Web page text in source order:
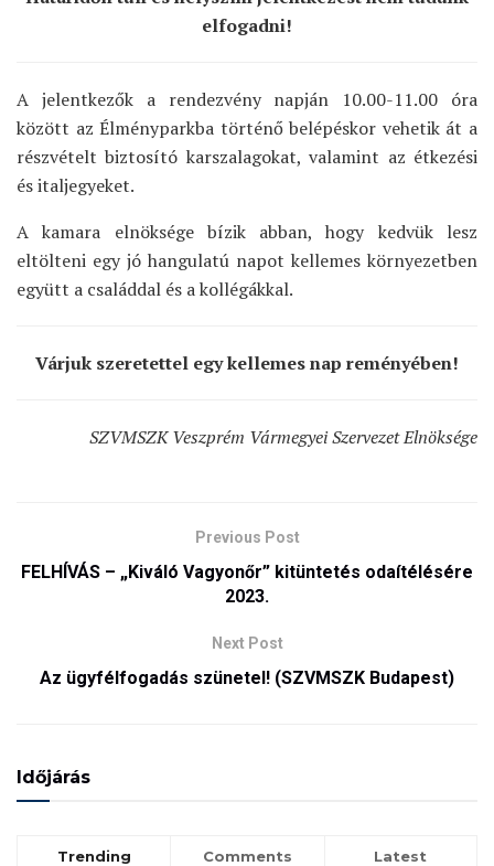
elfogadni!
A jelentkezők a rendezvény napján 10.00-11.00 óra
között az Élményparkba történő belépéskor vehetik át a
részvételt biztosító karszalagokat, valamint az étkezési
és italjegyeket.
A kamara elnöksége bízik abban, hogy kedvük lesz
eltölteni egy jó hangulatú napot kellemes környezetben
együtt a családdal és a kollégákkal.
Várjuk szeretettel egy kellemes nap reményében!
SZVMSZK Veszprém Vármegyei Szervezet Elnöksége
Previous Post
FELHÍVÁS – „Kiváló Vagyonőr” kitüntetés odaítélésére
2023.
Next Post
Az ügyfélfogadás szünetel! (SZVMSZK Budapest)
Időjárás
Trending Comments Latest